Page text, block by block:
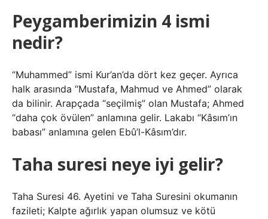
Peygamberimizin 4 ismi
nedir?
“Muhammed” ismi Kur’an’da dört kez geçer. Ayrıca
halk arasında “Mustafa, Mahmud ve Ahmed” olarak
da bilinir. Arapçada “seçilmiş” olan Mustafa; Ahmed
“daha çok övülen” anlamına gelir. Lakabı “Kâsım’ın
babası” anlamına gelen Ebû’l-Kâsım’dır.
Taha suresi neye iyi gelir?
Taha Suresi 46. Ayetini ve Taha Suresini okumanın
fazileti; Kalpte ağırlık yapan olumsuz ve kötü